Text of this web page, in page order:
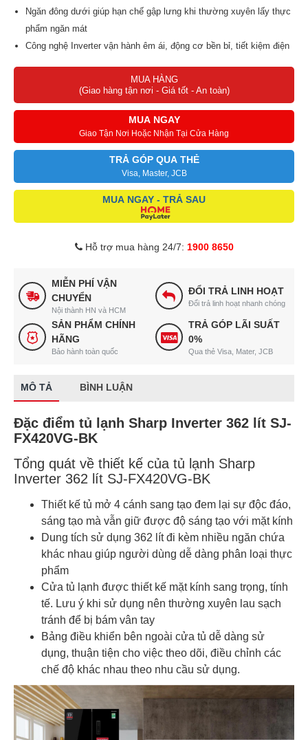
Ngăn đông dưới giúp hạn chế gập lưng khi thường xuyên lấy thực
phẩm ngăn mát
Công nghệ Inverter vận hành êm ái, động cơ bền bỉ, tiết kiệm điện
Công nghệ làm lạnh nhanh Express Freezing giúp thực phẩm luôn
Ngăn đông điều chỉnh nhiệt độ đến -22⁰C, bảo quản thực phẩm
Loại bỏ mùi hôi khó chịu hiệu quả nhờ vào bộ khử mùi chứa chất
Ngăn kệ được làm bằng kính chịu lực độ bền cao, trữ được nhiều
An toàn, chất lượng, an tâm sử dụng khi được bảo hành motor
MUA HÀNG
(Giao hàng tận nơi - Giá tốt - An toàn)
MUA NGAY
Giao Tận Nơi Hoặc Nhận Tại Cửa Hàng
TRẢ GÓP QUA THẺ
Visa, Master, JCB
MUA NGAY - TRẢ SAU
Hỗ trợ mua hàng 24/7: 1900 8650
MIỄN PHÍ VẬN
CHUYỂN
Nội thành HN và HCM
ĐỔI TRẢ LINH HOẠT
Đổi trả linh hoạt nhanh chóng
SẢN PHẨM CHÍNH
HÃNG
Bảo hành toàn quốc
TRẢ GÓP LÃI SUẤT
0%
Qua thẻ Visa, Mater, JCB
MÔ TẢ BÌNH LUẬN
Đặc điểm tủ lạnh Sharp Inverter 362 lít SJ-
FX420VG-BK
Tổng quát về thiết kế của tủ lạnh Sharp
Inverter 362 lít SJ-FX420VG-BK
Thiết kế tủ mở 4 cánh sang tạo đem lại sự độc đáo,
sáng tạo mà vẫn giữ được độ sáng tạo với mặt kính
Dung tích sử dụng 362 lít đi kèm nhiều ngăn chứa
khác nhau giúp người dùng dễ dàng phân loại thực
phẩm
Cửa tủ lạnh được thiết kế mặt kính sang trọng, tính
tế. Lưu ý khi sử dụng nên thường xuyên lau sạch
tránh để bị bám vân tay
Bảng điều khiển bên ngoài cửa tủ dễ dàng sử
dụng, thuận tiện cho việc theo dõi, điều chỉnh các
chế độ khác nhau theo nhu cầu sử dụng.